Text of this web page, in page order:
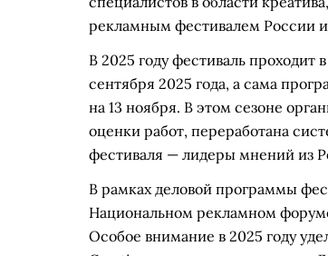
рекламным фестивалем России
В 2025 году фестиваль
сентября 2025 года, а сама
на 13 ноября. В этом сезоне
оценки работ, переработана
фестиваля — лидеры мнений из
В рамках деловой программы
Национальном рекламном
Особое внимание в 2025 году